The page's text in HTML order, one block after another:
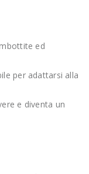
ed
per adattarsi alla
e diventa un